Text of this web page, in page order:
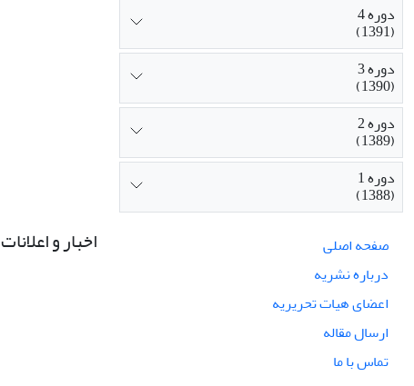
دوره 4
(1391)
دوره 3
(1390)
دوره 2
(1389)
دوره 1
(1388)
صفحه اصلی
درباره نشریه
اعضای هیات تحریریه
ارسال مقاله
تماس با ما
اخبار و اعلانات